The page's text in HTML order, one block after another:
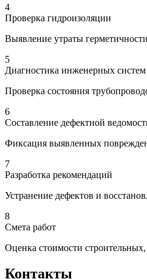
4
Проверка гидроизоляции
Выявление утраты
5
Диагностика инженерных систем
Проверка состояния
6
Составление дефектной
Фиксация выявленных
7
Разработка рекомендаций
Устранение дефектов и
8
Смета работ
Оценка стоимости
Контакты